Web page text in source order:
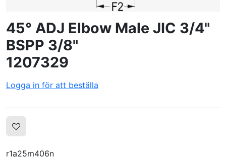
45° ADJ Elbow Male JIC 3/4"
BSPP 3/8"
1207329
Logga in för att beställa
r1a25m406n